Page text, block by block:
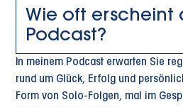
Wie oft erscheint
Podcast?
In meinem Podcast erwarten Sie
rund um Glück, Erfolg und
Form von Solo-Folgen, mal im